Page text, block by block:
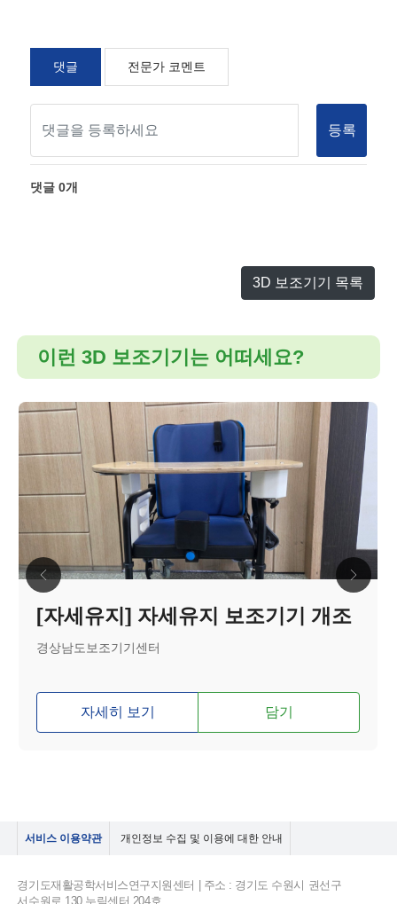
댓글 전문가 코멘트
등록
댓글0개
3D 보조기기 목록
이런 3D 보조기기는 어떠세요?
[자세유지] 자세유지 보조기기 개조
경상남도보조기기센터
자세히 보기 담기
서비스 이용약관 개인정보 수집 및 이용에 대한 안내
경기도재활공학서비스연구지원센터 | 주소 : 경기도 수원시 권선구
서수원로 130 누림센터 204호